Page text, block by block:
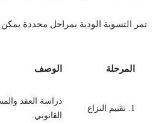
تمر التسوية الودية بمراحل محددة
المرحلة الوصف
1. تقييم النزاع
دراسة العقد
القانوني.